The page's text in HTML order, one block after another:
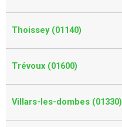
Thoissey (01140)
Trévoux (01600)
Villars-les-dombes (01330)